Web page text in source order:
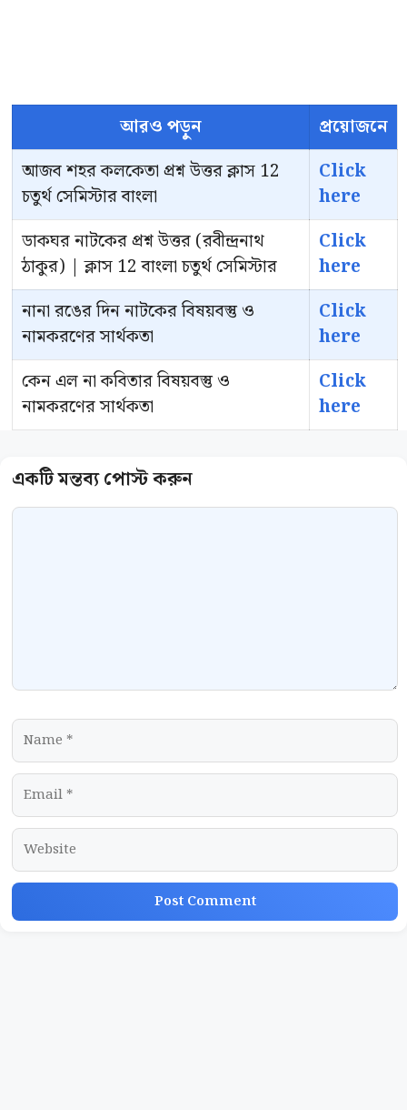
আরও পড়ুন
প্রয়োজনে
আজব শহর কলকেতা প্রশ্ন উত্তর ক্লাস 12
চতুর্থ সেমিস্টার বাংলা
Click
here
ডাকঘর নাটকের প্রশ্ন উত্তর (রবীন্দ্রনাথ
ঠাকুর) | ক্লাস 12 বাংলা চতুর্থ সেমিস্টার
Click
here
নানা রঙের দিন নাটকের বিষয়বস্তু ও
নামকরণের সার্থকতা
Click
here
কেন এল না কবিতার বিষয়বস্তু ও
নামকরণের সার্থকতা
Click
here
Comment
Name
Email
Website